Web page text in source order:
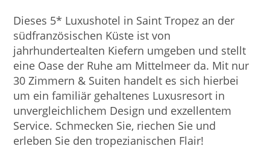
Dieses 5* Luxushotel in Saint Tropez an der
südfranzösischen Küste ist von
jahrhundertealten Kiefern umgeben und stellt
eine Oase der Ruhe am Mittelmeer da. Mit nur
30 Zimmern & Suiten handelt es sich hierbei
um ein familiär gehaltenes Luxusresort in
unvergleichlichem Design und exzellentem
Service. Schmecken Sie, riechen Sie und
erleben Sie den tropezianischen Flair!